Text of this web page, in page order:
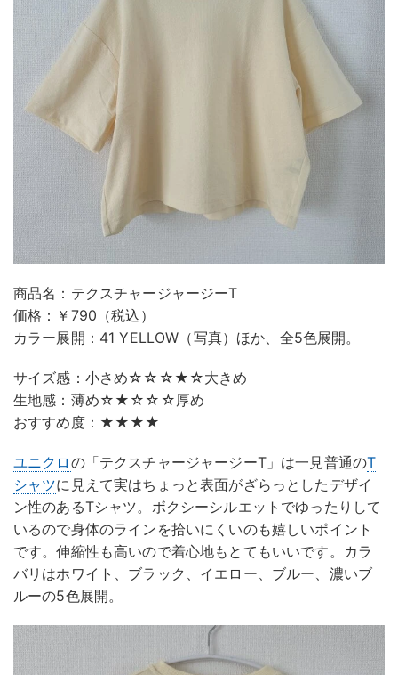
商品名：テクスチャージャージーT
価格：￥790（税込）
カラー展開：41 YELLOW（写真）ほか、全5色展開。
サイズ感：小さめ☆☆☆★☆大きめ
生地感：薄め☆★☆☆☆厚め
おすすめ度：★★★★
ユニクロ の「テクスチャージャージーT」は一見普通のT
シャツに見えて実はちょっと表面がざらっとしたデザイ
ン性のあるTシャツ。ボクシーシルエットでゆったりして
いるので身体のラインを拾いにくいのも嬉しいポイント
です。伸縮性も高いので着心地もとてもいいです。カラ
バリはホワイト、ブラック、イエロー、ブルー、濃いブ
ルーの5色展開。